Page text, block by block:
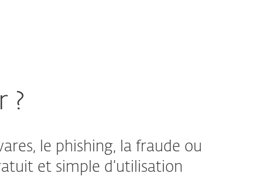
?
le phishing, la fraude ou
et simple d’utilisation